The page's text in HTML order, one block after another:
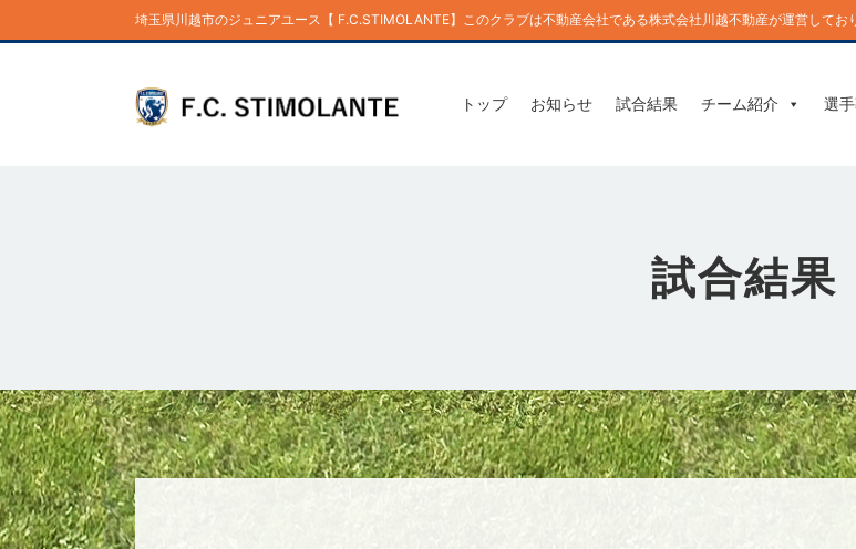
埼玉県川越市のジュニアユース【 F.C.STIMOLANTE】このクラブは不動産会社である株式会社川越不動産が運営してお
トップ お知らせ 試合結果 チーム紹介 選
試合結果